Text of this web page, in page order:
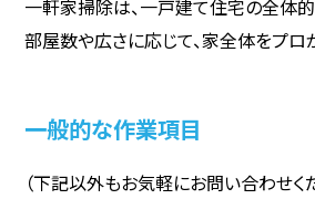
一軒家掃除は、一戸建て住宅の全体的
部屋数や広さに応じて、家全体をプロ
一般的な作業項目
（下記以外もお気軽にお問い合わせく